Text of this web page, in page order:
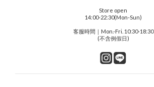
Store open
14:00-22:30(Mon-Sun)
客服時間｜Mon.-Fri. 10:30-18:30
(不含例假日)